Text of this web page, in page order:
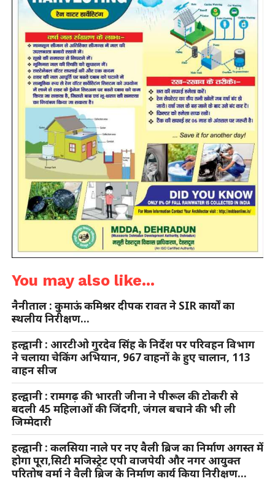
You may also like...
नैनीताल : कुमाऊं कमिश्नर दीपक रावत ने SIR कार्यों का
स्थलीय निरीक्षण…
हल्द्वानी : आरटीओ गुरदेव सिंह के निर्देश पर परिवहन विभाग
ने चलाया चेकिंग अभियान, 967 वाहनों के हुए चालान, 113
वाहन सीज
हल्द्वानी : रामगढ़ की भारती जीना ने पीरूल की टोकरी से
बदली 45 महिलाओं की जिंदगी, जंगल बचाने की भी ली
जिम्मेदारी
हल्द्वानी : कलसिया नाले पर नए वैली ब्रिज का निर्माण अगस्त में
होगा पूरा,सिटी मजिस्ट्रेट एपी वाजपेयी और नगर आयुक्त
परितोष वर्मा ने वैली ब्रिज के निर्माण कार्य किया निरीक्षण…